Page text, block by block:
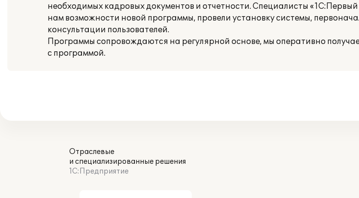
необходимых кадровых документов и отчетности. Специалисты «1С:Первый
нам возможности новой программы, провели установку системы,
консультации пользователей.
Программы сопровождаются на регулярной основе, мы оперативно
с программой.
Отраслевые
и специализированные решения
1С:Предприятие